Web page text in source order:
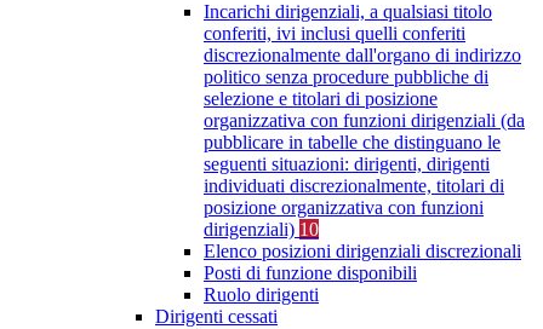
Incarichi dirigenziali, a qualsiasi titolo
conferiti, ivi inclusi quelli conferiti
discrezionalmente dall'organo di indirizzo
politico senza procedure pubbliche di
selezione e titolari di posizione
organizzativa con funzioni dirigenziali (da
pubblicare in tabelle che distinguano le
seguenti situazioni: dirigenti, dirigenti
individuati discrezionalmente, titolari di
posizione organizzativa con funzioni
dirigenziali) 10
Elenco posizioni dirigenziali discrezionali
Posti di funzione disponibili
Ruolo dirigenti
Dirigenti cessati